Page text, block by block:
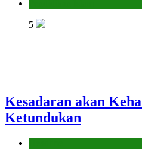
5
Kesadaran akan
Ketundukan